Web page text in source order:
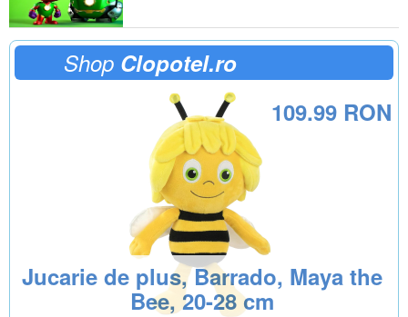
Shop Clopotel.ro
Jucarie de plus, Barrado, Maya the
Bee, 20-28 cm
109.99 RON